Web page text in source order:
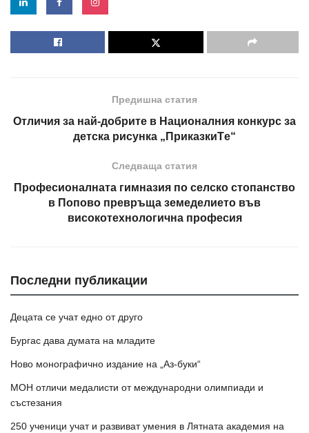
Предишна статия
Отличия за най-добрите в Националния конкурс за
детска рисунка „ПриказкиТe“
Следваща статия
Професионалната гимназия по селско стопанство
в Попово превръща земеделието във
високотехнологична професия
Последни публикации
Децата се учат едно от друго
Бургас дава думата на младите
Ново монографично издание на „Аз-буки“
МОН отличи медалисти от международни олимпиади и
състезания
250 ученици учат и развиват умения в Лятната академия на